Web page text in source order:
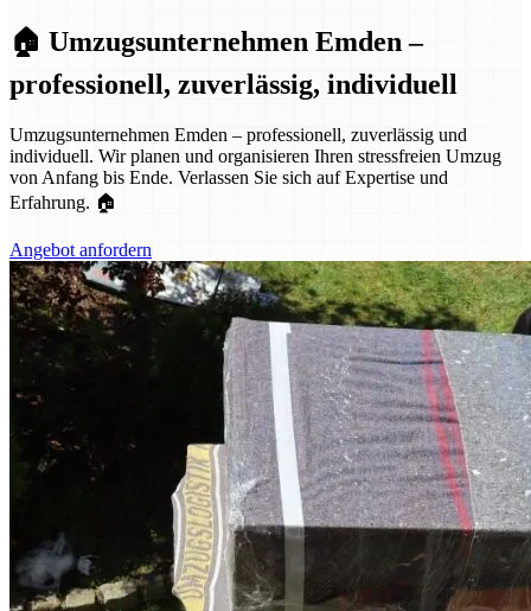
🏠 Umzugsunternehmen Emden –
professionell, zuverlässig, individuell
Umzugsunternehmen Emden – professionell, zuverlässig und
individuell. Wir planen und organisieren Ihren stressfreien Umzug
von Anfang bis Ende. Verlassen Sie sich auf Expertise und
Erfahrung. 🏠
Angebot anfordern